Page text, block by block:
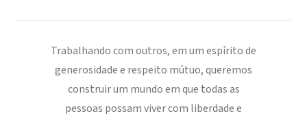
Trabalhando com outros, em um espírito de
generosidade e respeito mútuo, queremos
construir um mundo em que todas as
pessoas possam viver com liberdade e